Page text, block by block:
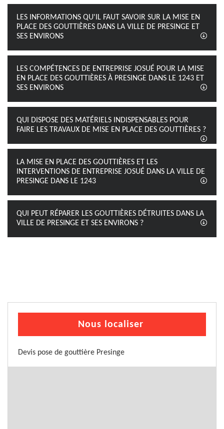
LES INFORMATIONS QU'IL FAUT SAVOIR SUR LA MISE EN
PLACE DES GOUTTIÈRES DANS LA VILLE DE PRESINGE ET
SES ENVIRONS
LES COMPÉTENCES DE ENTREPRISE JOSUÉ POUR LA MISE
EN PLACE DES GOUTTIÈRES À PRESINGE DANS LE 1243 ET
SES ENVIRONS
QUI DISPOSE DES MATÉRIELS INDISPENSABLES POUR
FAIRE LES TRAVAUX DE MISE EN PLACE DES GOUTTIÈRES ?
LA MISE EN PLACE DES GOUTTIÈRES ET LES
INTERVENTIONS DE ENTREPRISE JOSUÉ DANS LA VILLE DE
PRESINGE DANS LE 1243
QUI PEUT RÉPARER LES GOUTTIÈRES DÉTRUITES DANS LA
VILLE DE PRESINGE ET SES ENVIRONS ?
Nous localiser
Devis pose de gouttière Presinge